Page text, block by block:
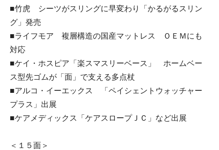
■竹虎 シーツがスリングに早変わり「かるがるスリン
グ」発売
■ライフモア 複層構造の国産マットレス ＯＥＭにも
対応
■ケイ・ホスピア「楽スマスリーベース」 ホームベー
ス型先ゴムが「面」で支える多点杖
■アルコ・イーエックス 「ペイシェントウォッチャー
プラス」出展
■ケアメディックス「ケアスロープＪＣ」など出展
＜１５面＞